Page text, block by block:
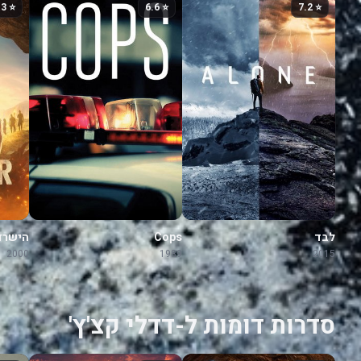
⭐ 7.2
לבד
2015
⭐ 6.6
Cops
1989
⭐ 7.3
2000
סדרות דומות ל-דדלי קצ'ץ'